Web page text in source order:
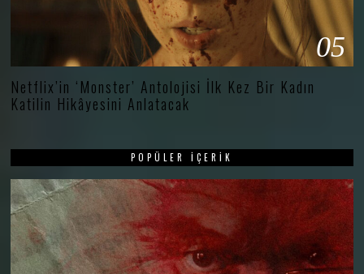
05
Netflix’in ‘Monster’ Antolojisi İlk Kez Bir Kadın
Katilin Hikâyesini Anlatacak
POPÜLER İÇERIK